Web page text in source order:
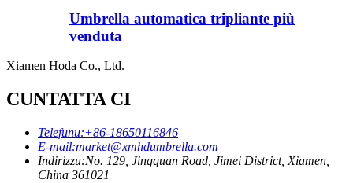
Umbrella automatica tripliante più
venduta
Xiamen Hoda Co., Ltd.
CUNTATTA CI
Telefunu:+86-18650116846
E-mail:market@xmhdumbrella.com
Indirizzu:No. 129, Jingquan Road, Jimei District, Xiamen,
China 361021